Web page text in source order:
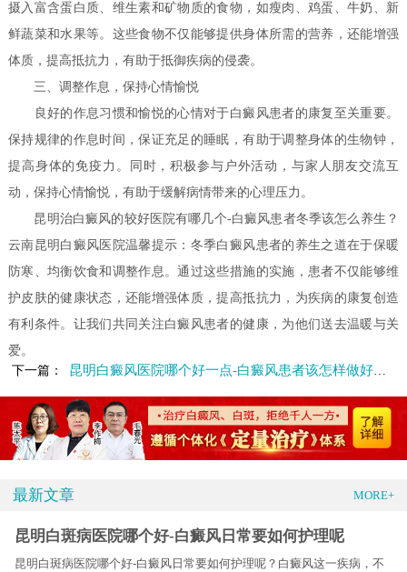
摄入富含蛋白质、维生素和矿物质的食物，如瘦肉、鸡蛋、牛奶、新
鲜蔬菜和水果等。这些食物不仅能够提供身体所需的营养，还能增强
体质，提高抵抗力，有助于抵御疾病的侵袭。
三、调整作息，保持心情愉悦
良好的作息习惯和愉悦的心情对于白癜风患者的康复至关重要。
保持规律的作息时间，保证充足的睡眠，有助于调整身体的生物钟，
提高身体的免疫力。同时，积极参与户外活动，与家人朋友交流互
动，保持心情愉悦，有助于缓解病情带来的心理压力。
昆明治白癜风的较好医院有哪几个-白癜风患者冬季该怎么养生？
云南昆明白癜风医院温馨提示：冬季白癜风患者的养生之道在于保暖
防寒、均衡饮食和调整作息。通过这些措施的实施，患者不仅能够维
护皮肤的健康状态，还能增强体质，提高抵抗力，为疾病的康复创造
有利条件。让我们共同关注白癜风患者的健康，为他们送去温暖与关
爱。
下一篇：
昆明白癜风医院哪个好一点-白癜风患者该怎样做好日常防护呢
最新文章 MORE+
昆明白斑病医院哪个好-白癜风日常要如何护理呢
昆明白斑病医院哪个好-白癜风日常要如何护理呢？白癜风这一疾病，不